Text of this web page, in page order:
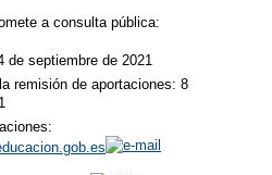
a consulta pública:
de septiembre de 2021
remisión de aportaciones: 8